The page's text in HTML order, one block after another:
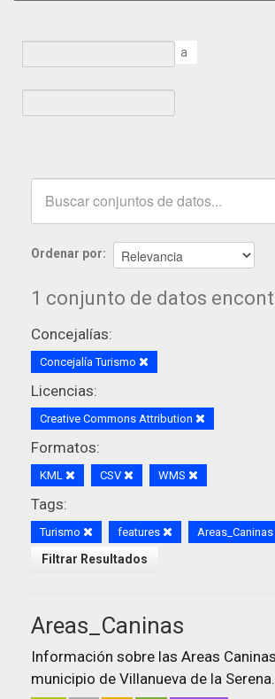
a
Ordenar por
1 conjunto de datos
Concejalías:
Concejalía Turismo
Licencias:
Creative Commons Attribution
Formatos:
KML CSV WMS
Tags:
Turismo features Areas_Caninas
Filtrar Resultados
Areas_Caninas
Información sobre las Areas
municipio de Villanueva de la Serena.